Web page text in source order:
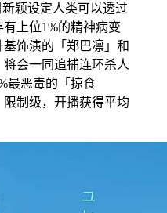
颖设定人类可以透过
上位1%的精神病变
饰演的「郑巴凛」和
会一同追捕连环杀人
最恶毒的「掠食
制级，开播获得平均